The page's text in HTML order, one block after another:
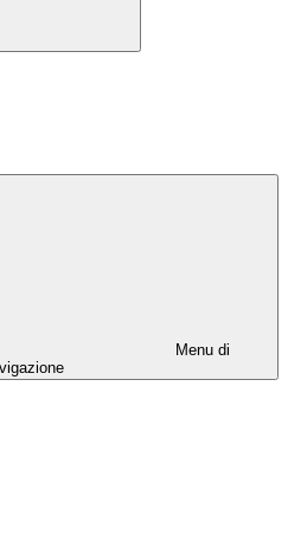
Menu di